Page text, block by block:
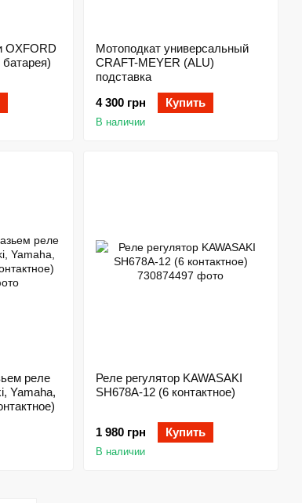
OXFORD
Мотоподкат универсальный
CRAFT-MEYER (ALU)
подставка
4 300 грн
Купить
В наличии
реле
Yamaha,
Реле регулятор KAWASAKI
SH678А-12 (6 контактное)
1 980 грн Купить
В наличии